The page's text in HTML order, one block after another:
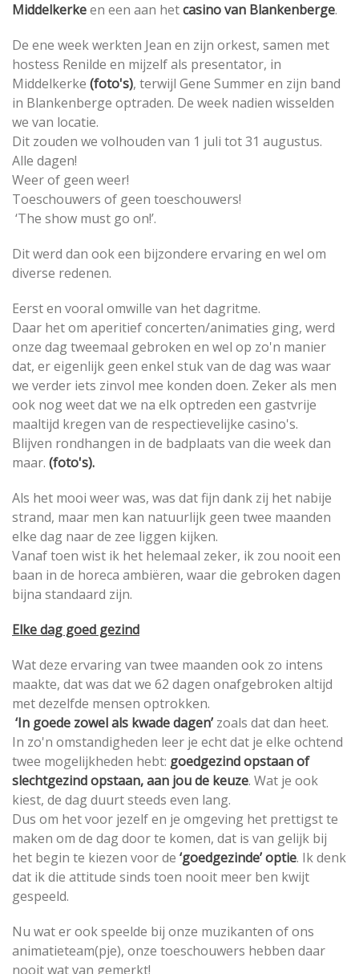
Middelkerkeen een aan hetcasino van Blankenberge.
De ene week werkten Jean en zijn orkest, samen met
hostess Renilde en mijzelf als presentator, in
Middelkerke (foto's), terwijl Gene Summer en zijn band
in Blankenberge optraden. De week nadien wisselden
we van locatie.
Dit zouden we volhouden van 1 juli tot 31 augustus.
Alle dagen!
Weer of geen weer!
Toeschouwers of geen toeschouwers!
‘The show must go on!’.
Dit werd dan ook een bijzondere ervaring en wel om
diverse redenen.
Eerst en vooral omwille van het dagritme.
Daar het om aperitief concerten/animaties ging, werd
onze dag tweemaal gebroken en wel op zo'n manier
dat, er eigenlijk geen enkel stuk van de dag was waar
we verder iets zinvol mee konden doen. Zeker als men
ook nog weet dat we na elk optreden een gastvrije
maaltijd kregen van de respectievelijke casino's.
Blijven rondhangen in de badplaats van die week dan
maar. (foto's).
Als het mooi weer was, was dat fijn dank zij het nabije
strand, maar men kan natuurlijk geen twee maanden
elke dag naar de zee liggen kijken.
Vanaf toen wist ik het helemaal zeker, ik zou nooit een
baan in de horeca ambiëren, waar die gebroken dagen
bijna standaard zijn.
Elke dag goed gezind
Wat deze ervaring van twee maanden ook zo intens
maakte, dat was dat we 62 dagen onafgebroken altijd
met dezelfde mensen optrokken.
‘In goede zowel als kwade dagen’ zoals dat dan heet.
In zo'n omstandigheden leer je echt dat je elke ochtend
twee mogelijkheden hebt: goedgezind opstaan of
slechtgezind opstaan, aan jou de keuze. Wat je ook
kiest, de dag duurt steeds even lang.
Dus om het voor jezelf en je omgeving het prettigst te
maken om de dag door te komen, dat is van gelijk bij
het begin te kiezen voor de ‘goedgezinde’ optie. Ik denk
dat ik die attitude sinds toen nooit meer ben kwijt
gespeeld.
Nu wat er ook speelde bij onze muzikanten of ons
animatieteam(pje), onze toeschouwers hebben daar
nooit wat van gemerkt!